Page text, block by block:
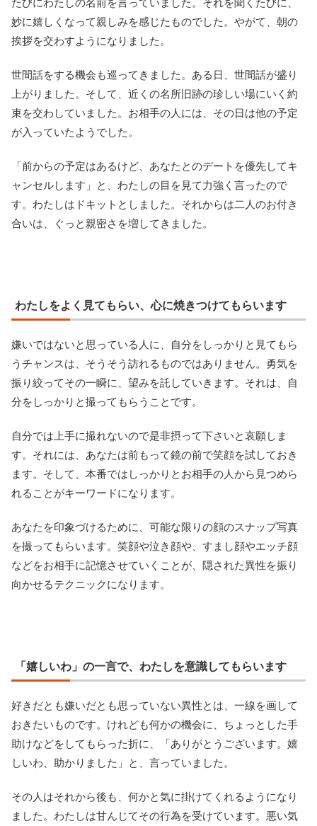
たびにわたしの名前を言っていました。それを聞くたびに、
妙に嬉しくなって親しみを感じたものでした。やがて、朝の
挨拶を交わすようになりました。
世間話をする機会も巡ってきました。ある日、世間話が盛り
上がりました。そして、近くの名所旧跡の珍しい場にいく約
束を交わしていました。お相手の人には、その日は他の予定
が入っていたようでした。
「前からの予定はあるけど、あなたとのデートを優先してキ
ャンセルします」と、わたしの目を見て力強く言ったので
す。わたしはドキットとしました。それからは二人のお付き
合いは、ぐっと親密さを増してきました。
わたしをよく見てもらい、心に焼きつけてもらいます
嫌いではないと思っている人に、自分をしっかりと見てもら
うチャンスは、そうそう訪れるものではありません。勇気を
振り絞ってその一瞬に、望みを託していきます。それは、自
分をしっかりと撮ってもらうことです。
自分では上手に撮れないので是非摂って下さいと哀願しま
す。それには、あなたは前もって鏡の前で笑顔を試しておき
ます。そして、本番ではしっかりとお相手の人から見つめら
れることがキーワードになります。
あなたを印象づけるために、可能な限りの顔のスナップ写真
を撮ってもらいます。笑顔や泣き顔や、すまし顔やエッチ顔
などをお相手に記憶させていくことが、隠された異性を振り
向かせるテクニックになります。
「嬉しいわ」の一言で、わたしを意識してもらいます
好きだとも嫌いだとも思っていない異性とは、一線を画して
おきたいものです。けれども何かの機会に、ちょっとした手
助けなどをしてもらった折に、「ありがとうございます。嬉
しいわ、助かりました」と、言っていました。
その人はそれから後も、何かと気に掛けてくれるようになり
ました。わたしは甘んじてその行為を受けています。悪い気